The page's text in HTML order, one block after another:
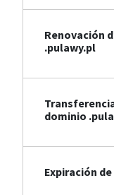
Renovación
.pulawy.pl
dominio
Expiración